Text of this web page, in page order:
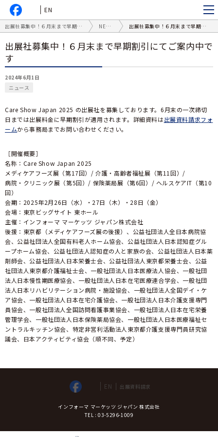
EN
出展社募集中！６月末まで早期割引にてご案内中です NEWS 出展社募集中！６月末まで早期割引にてご案内中です
出展社募集中！６月末まで早期割引にてご案内中で
す
2024年6月1日
ニュース
Care Show Japan 2025 の出展社を募集しております。6月末の一次締切
日までは出展料金に早期割引が適用されます。詳細資料は出展資料請求フォ
ームから事務局までお問い合わせください。
［開催概要］
名称：Care Show Japan 2025
メディケアフーズ展（第17回）/ 介護・高齢者福祉展（第11回）/
病院・クリニック展（第5回）/ 保険薬局展（第6回）/ ヘルスケアIT（第10
回）
会期：2025年2月26日（水）・27日（木）・28日（金）
会場：東京ビッグサイト 東ホール
主催：インフォーマ マーケッツ ジャパン株式会社
後援：東京都（メディケアフーズ展の後援）、公益社団法人全日本病院協
会、公益社団法人全国有料老人ホーム協会、公益社団法人日本認知症グル
ープホーム協会、公益社団法人認知症の人と家族の会、公益社団法人日本薬
剤師会、公益社団法人日本栄養士会、公益社団法人東京都栄養士会、公益
社団法人東京都介護福祉士会、一般社団法人日本医療法人協会、一般社団
法人日本慢性期医療協会、一般社団法人日本在宅医療連合学会、一般社団
法人日本リハビリテーション病院・施設協会、一般社団法人全国デイ・ケ
ア協会、一般社団法人日本在宅介護協会、一般社団法人日本介護支援専門
員協会、一般社団法人全国訪問看護事業協会、一般社団法人日本在宅栄養
管理学会、一般社団法人日本保険薬局協会、一般社団法人日本医療福祉セ
ントラルキッチン協会、特定非営利活動法人東京都介護支援専門員研究協
議会、日本アクティビティ協会（順不同、予定）
EN 出展資料請求
インフォーマ マーケッツ ジャパン 株式会社
TEL : 03-5296-1009